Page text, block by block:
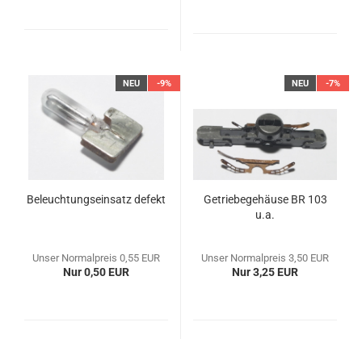
NEU -9%
Beleuchtungseinsatz defekt
Unser Normalpreis 0,55 EUR
Nur 0,50 EUR
NEU -7%
Getriebegehäuse BR 103
u.a.
Unser Normalpreis 3,50 EUR
Nur 3,25 EUR